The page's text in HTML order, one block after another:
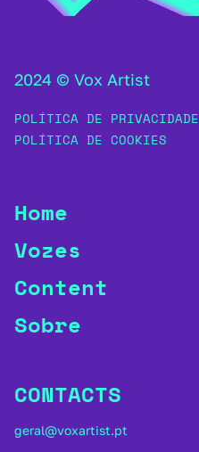
2024 © Vox Artist
POLÍTICA DE PRIVACIDADE
POLÍTICA DE COOKIES
Home
Vozes
Content
Sobre
CONTACTS
geral@voxartist.pt